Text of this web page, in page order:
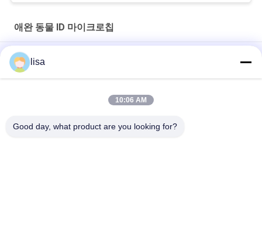
애완 동물 ID 마이크로칩
ICAR와 6장 스티커와 Pet ID 마이크로칩은 주사 가능한 자동응답
기를 승인했습니다
애완동물 식별을 위한 우리의 고급 애완동물 ID 마이크로칩의 편의
반려동물 보호 마이크로 ID EO 가스 살균 개
lisa
10:06 AM
Good day, what product are you looking for?